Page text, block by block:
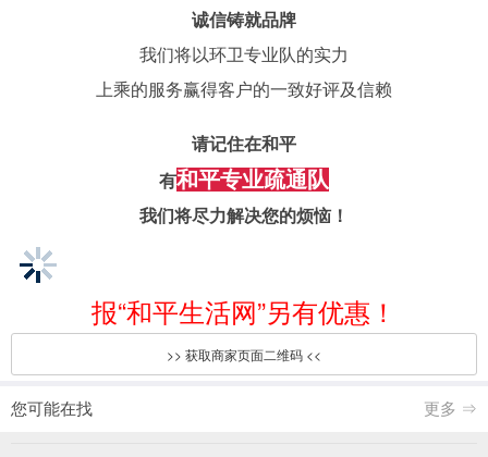
诚信铸就品牌
我们将以环卫专业队的实力
上乘的服务赢得客户的一致好评及信赖
请记住在和平
有和平专业疏通队
我们将尽力解决您的烦恼！
报“和平生活网”另有优惠！
>> 获取商家页面二维码 <<
您可能在找 更多 ⇒